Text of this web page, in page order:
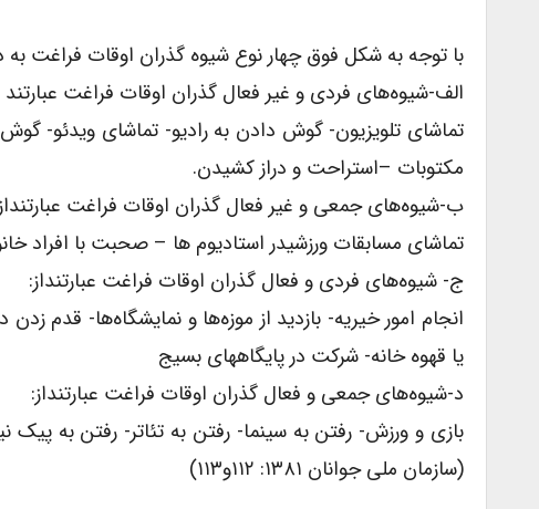
با توجه به شکل فوق چهار نوع شیوه گذران اوقات فراغت
الف-شیوه‌های فردی و غیر فعال گذران اوقات فراغت عبارتند
تماشای تلویزیون- گوش دادن به رادیو- تماشای ویدئو- گوش
مکتوبات –استراحت و دراز کشیدن.
ب-شیوه‌های جمعی و غیر فعال گذران اوقات فراغت
تماشای مسابقات ورزشیدر استادیوم ها – صحبت با افراد
ج- شیوه‌های فردی و فعال گذران اوقات فراغت عبارتنداز:
انجام امور خیریه- بازدید از موزه‌ها و نمایشگاه‌ها- قدم
یا قهوه خانه- شرکت در پایگاههای بسیج
د-شیوه‌های جمعی و فعال گذران اوقات فراغت عبارتنداز:
بازی و ورزش- رفتن به سینما- رفتن به تئاتر- رفتن به
(سازمان ملی جوانان ۱۳۸۱: ۱۱۲و۱۱۳)